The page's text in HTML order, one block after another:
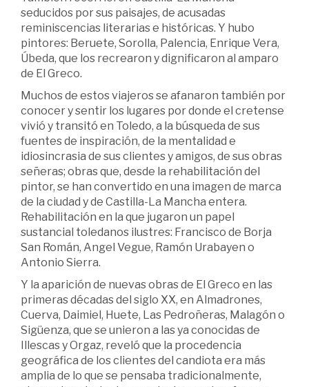
seducidos por sus paisajes, de acusadas
reminiscencias literarias e históricas. Y hubo
pintores: Beruete, Sorolla, Palencia, Enrique Vera,
Úbeda, que los recrearon y dignificaron al amparo
de El Greco.
Muchos de estos viajeros se afanaron también por
conocer y sentir los lugares por donde el cretense
vivió y transitó en Toledo, a la búsqueda de sus
fuentes de inspiración, de la mentalidad e
idiosincrasia de sus clientes y amigos, de sus obras
señeras; obras que, desde la rehabilitación del
pintor, se han convertido en una imagen de marca
de la ciudad y de Castilla-La Mancha entera.
Rehabilitación en la que jugaron un papel
sustancial toledanos ilustres: Francisco de Borja
San Román, Angel Vegue, Ramón Urabayen o
Antonio Sierra.
Y la aparición de nuevas obras de El Greco en las
primeras décadas del siglo XX, en Almadrones,
Cuerva, Daimiel, Huete, Las Pedroñeras, Malagón o
Sigüenza, que se unieron a las ya conocidas de
Illescas y Orgaz, reveló que la procedencia
geográfica de los clientes del candiota era más
amplia de lo que se pensaba tradicionalmente,